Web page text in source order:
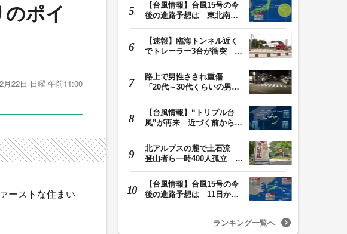
ポイ
月22日 日曜 午前11:00
ーストな住まい
【台風情報】台風15号の今
後の進路予想は 東北南部
【速報】臨海トンネル近く
でトレーラー3台が衝突 1
路上で男性さされ重傷
「20代～30代くらいの男」
【台風情報】“トリプル台
風”が再来 近づく前から進
北アルプスの麓で土石流
登山者ら一時400人孤立 仮
【台風情報】台風15号の今
後の進路予想は 11日から
ランキング一覧へ